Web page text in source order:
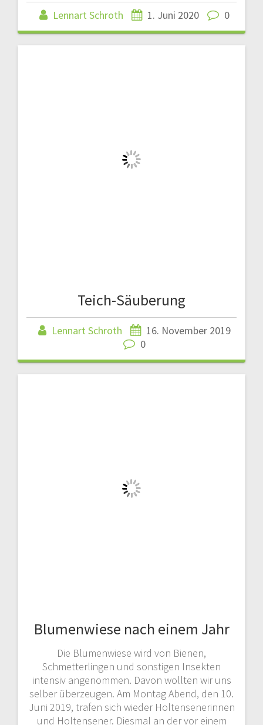
Lennart Schroth 1. Juni 2020 0
Teich-Säuberung
Lennart Schroth
16. November 2019
0
Blumenwiese nach einem Jahr
Die Blumenwiese wird von Bienen,
Schmetterlingen und sonstigen Insekten
intensiv angenommen. Davon wollten wir uns
selber überzeugen. Am Montag Abend, den 10.
Juni 2019, trafen sich wieder Holtensenerinnen
und Holtensener. Diesmal an der vor einem